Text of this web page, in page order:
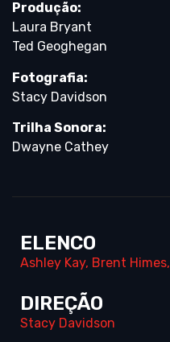
Produção:
Laura Bryant
Ted Geoghegan
Fotografia:
Stacy Davidson
Trilha Sonora:
Dwayne Cathey
ELENCO
Ashley Kay, Brent Himes,
DIREÇÃO
Stacy Davidson